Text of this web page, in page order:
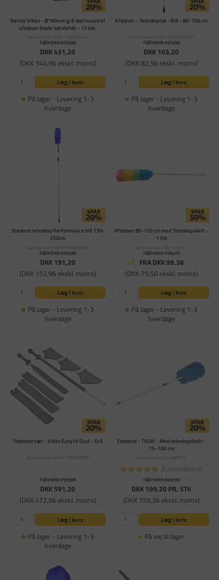
Børste Vikan - Ø190mm grå løst hoved til
afstøver bløde børstehår - 12 stk.
Varenummer: ABN-1999904487
FØR DKK 539,00
DKK 431,20
(DKK 344,96 ekskl. moms)
Læg i kurv
På lager - Levering 1-3
hverdage
Afstøver - Teleskopisk - Blå - 80-150 cm
Varenummer: ABN-199990000301
FØR DKK 129,00
DKK 103,20
(DKK 82,56 ekskl. moms)
Læg i kurv
På lager - Levering 1-3
hverdage
Støvkost teleskop Performance blå 130-
250cm
Varenummer: ABN-1999900004
FØR DKK 239,00
DKK 191,20
(DKK 152,96 ekskl. moms)
Læg i kurv
På lager - Levering 1-3
hverdage
Afstøver 85-120 cm med Teleskopskaft -
1 Stk
Varenummer: ML-14726-1
FØR DKK 198,75
FRA DKK 99,38
(DKK 79,50 ekskl. moms)
Læg i kurv
På lager - Levering 1-3
hverdage
Støvkost sæt - Vikan Easy Hi Dust - Grå
Varenummer: ABN-1999902399
FØR DKK 739,00
DKK 591,20
(DKK 472,96 ekskl. moms)
Læg i kurv
På lager - Levering 1-3
hverdage
Støvkost - TASKI - Med teleskopskaft -
75–100 cm
Varenummer: PA-686507
6 anmeldelser
FØR DKK 249,00
DKK 199,20PR. STK
(DKK 159,36 ekskl. moms)
Læg i kurv
På vej til lager